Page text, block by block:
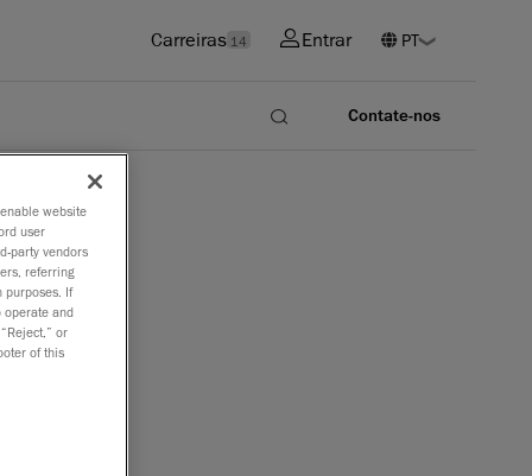
Carreiras 14 Entrar
Contate-nos
de
dos
website
user
party vendors
referring
purposes. If
operate and
or
of this